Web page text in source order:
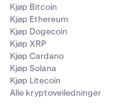
Kjøp Bitcoin
Kjøp Ethereum
Kjøp Dogecoin
Kjøp XRP
Kjøp Cardano
Kjøp Solana
Kjøp Litecoin
Alle kryptoveiledninger